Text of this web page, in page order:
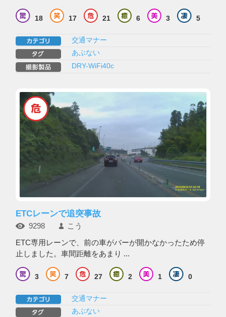
18 17 21 6 3 5
交通マナー
あぶない
DRY-WiFi40c
ETCレーンで追突事故
9298 こう
ETC専用レーンで、前の車がバーが開かなかったため停
止しました。車間距離をあまり ...
3 7 27 2 1 0
交通マナー
あぶない